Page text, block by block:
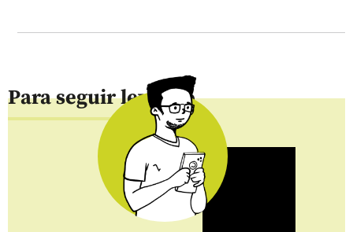
Para seguir leyendo